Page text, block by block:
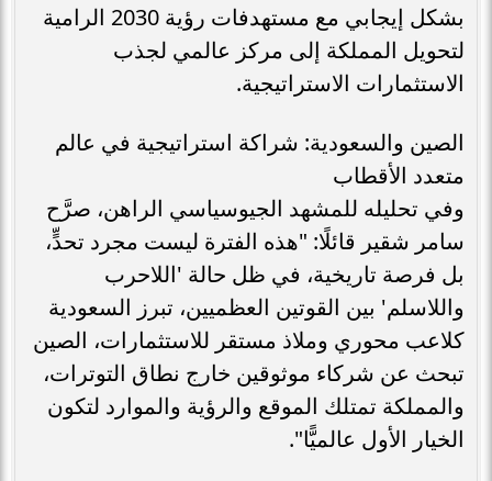
بشكل إيجابي مع مستهدفات رؤية 2030 الرامية
لتحويل المملكة إلى مركز عالمي لجذب
الاستثمارات الاستراتيجية.
الصين والسعودية: شراكة استراتيجية في عالم
متعدد الأقطاب
وفي تحليله للمشهد الجيوسياسي الراهن، صرَّح
سامر شقير قائلًا: "هذه الفترة ليست مجرد تحدٍّ،
بل فرصة تاريخية، في ظل حالة 'اللاحرب
واللاسلم' بين القوتين العظميين، تبرز السعودية
كلاعب محوري وملاذ مستقر للاستثمارات، الصين
تبحث عن شركاء موثوقين خارج نطاق التوترات،
والمملكة تمتلك الموقع والرؤية والموارد لتكون
الخيار الأول عالميًّا".